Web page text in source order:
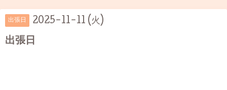
出張日 2025-11-11 (火)
出張日